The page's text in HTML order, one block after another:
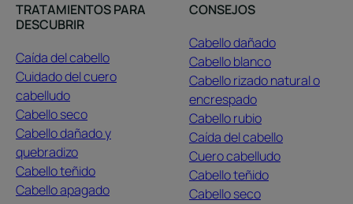
TRATAMIENTOS PARA
DESCUBRIR
Caída del cabello
Cuidado del cuero
cabelludo
Cabello seco
Cabello dañado y
quebradizo
Cabello teñido
Cabello apagado
CONSEJOS
Cabello dañado
Cabello blanco
Cabello rizado natural o
encrespado
Cabello rubio
Caída del cabello
Cuero cabelludo
Cabello teñido
Cabello seco